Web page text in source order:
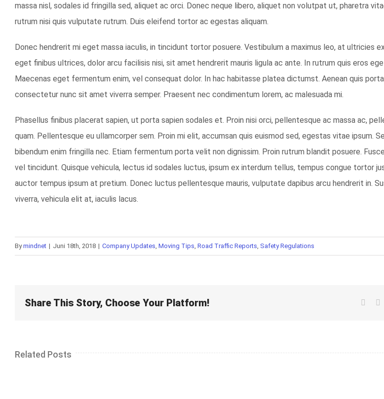
massa nisl, sodales id fringilla sed, aliquet ac orci. Donec neque libero, aliquet non volutpat ut, pharetra
rutrum nisi quis vulputate rutrum. Duis eleifend tortor ac egestas aliquam.
Donec hendrerit mi eget massa iaculis, in tincidunt tortor posuere. Vestibulum a maximus leo, at ultricies
eget finibus ultrices, dolor arcu facilisis nisi, sit amet hendrerit mauris ligula ac ante. In rutrum quis eros
Maecenas eget fermentum enim, vel consequat dolor. In hac habitasse platea dictumst. Aenean quis porta
consectetur nunc sit amet viverra semper. Praesent nec condimentum lorem, ac malesuada mi.
Phasellus finibus placerat sapien, ut porta sapien sodales et. Proin nisi orci, pellentesque ac massa ac,
quam. Pellentesque eu ullamcorper sem. Proin mi elit, accumsan quis euismod sed, egestas vitae ipsum.
bibendum enim fringilla nec. Etiam fermentum porta velit non dignissim. Proin rutrum blandit posuere.
vel tincidunt. Quisque vehicula, lectus id sodales luctus, ipsum ex interdum tellus, tempus congue tortor
auctor tempus ipsum at pretium. Donec luctus pellentesque mauris, vulputate dapibus arcu hendrerit in.
viverra, vehicula elit at, iaculis lacus.
Bymindnet | Juni 18th, 2018 | Company Updates Moving Tips Road Traffic Reports Safety Regulations
Share This Story, Choose Your Platform!
Related Posts